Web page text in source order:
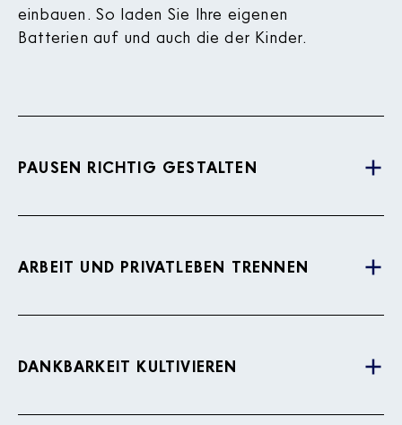
einbauen. So laden Sie Ihre eigenen
Batterien auf und auch die der Kinder.
PAUSEN RICHTIG GESTALTEN
ARBEIT UND PRIVATLEBEN TRENNEN
DANKBARKEIT KULTIVIEREN